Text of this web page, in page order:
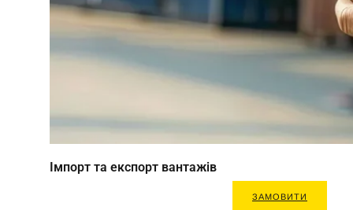
Імпорт та експорт вантажів
ЗАМОВИТИ